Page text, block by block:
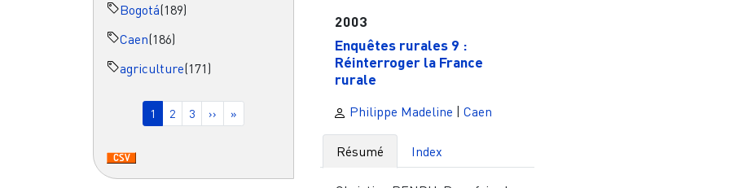
Bogotá(189)
Caen(186)
agriculture(171)
Pagination
Page courante
1 Page
2 Page
3 Page suivante
›› Dernière page
»
2003
Enquêtes rurales 9 :
Réinterroger la France
rurale
Philippe Madeline Caen
Résumé Index